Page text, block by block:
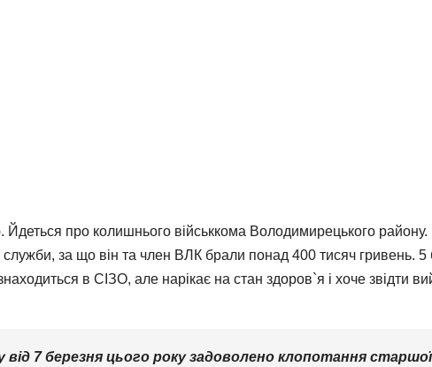
про колишнього військкома Володимирецького району.
за що він та член ВЛК брали понад 400 тисяч гривень.
в СІЗО, але нарікає на стан здоров`я і хоче звідти
від 7 березня цього року задоволено клопотання